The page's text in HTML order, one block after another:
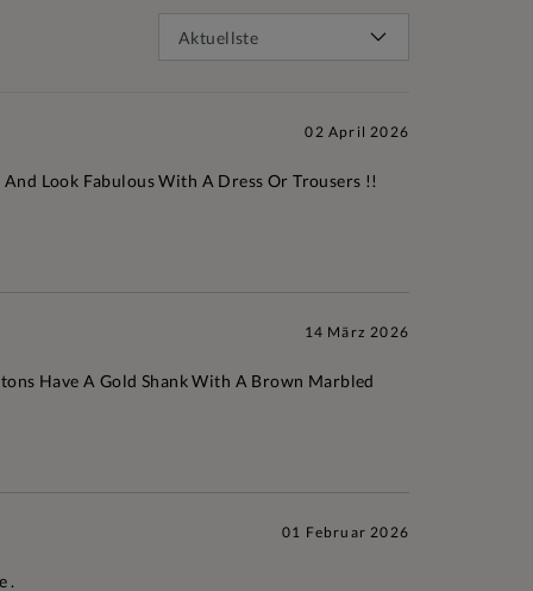
02 April 2026
Look Fabulous With A Dress Or Trousers !!
14 März 2026
Have A Gold Shank With A Brown Marbled
01 Februar 2026
.